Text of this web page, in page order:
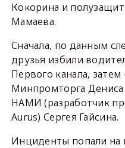
Кокорина и
Мамаева.
Сначала, по данным
друзья избили
Первого канала,
Минпромторга
НАМИ (разработчик
Aurus) Сергея Гайсина.
Инциденты попали на